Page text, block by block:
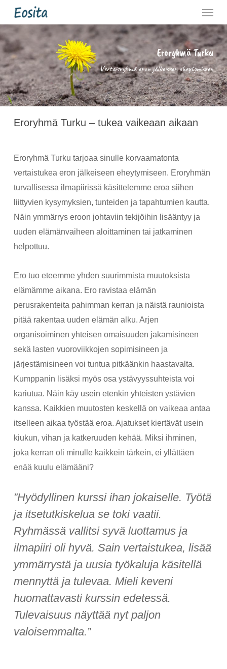
Skip
main
content
Menu
Eroryhmä Turku
Vertaisryhmä eron jälkeiseen eheytymiseen
Eroryhmä Turku – tukea vaikeaan aikaan
Eroryhmä Turku tarjoaa sinulle korvaamatonta
vertaistukea eron jälkeiseen eheytymiseen. Eroryhmän
turvallisessa ilmapiirissä käsittelemme eroa siihen
liittyvien kysymyksien, tunteiden ja tapahtumien kautta.
Näin ymmärrys eroon johtaviin tekijöihin lisääntyy ja
uuden elämänvaiheen aloittaminen tai jatkaminen
helpottuu.
Ero tuo eteemme yhden suurimmista muutoksista
elämämme aikana. Ero ravistaa elämän
perusrakenteita pahimman kerran ja näistä raunioista
pitää rakentaa uuden elämän alku. Arjen
organisoiminen yhteisen omaisuuden jakamisineen
sekä lasten vuoroviikkojen sopimisineen ja
järjestämisineen voi tuntua pitkäänkin haastavalta.
Kumppanin lisäksi myös osa ystävyyssuhteista voi
kariutua. Näin käy usein etenkin yhteisten ystävien
kanssa. Kaikkien muutosten keskellä on vaikeaa antaa
itselleen aikaa työstää eroa. Ajatukset kiertävät usein
kiukun, vihan ja katkeruuden kehää. Miksi ihminen,
joka kerran oli minulle kaikkein tärkein, ei yllättäen
enää kuulu elämääni?
”Hyödyllinen kurssi ihan jokaiselle. Työtä
ja itsetutkiskelua se toki vaatii.
Ryhmässä vallitsi syvä luottamus ja
ilmapiiri oli hyvä. Sain vertaistukea, lisää
ymmärrystä ja uusia työkaluja käsitellä
mennyttä ja tulevaa. Mieli keveni
huomattavasti kurssin edetessä.
Tulevaisuus näyttää nyt paljon
valoisemmalta.”